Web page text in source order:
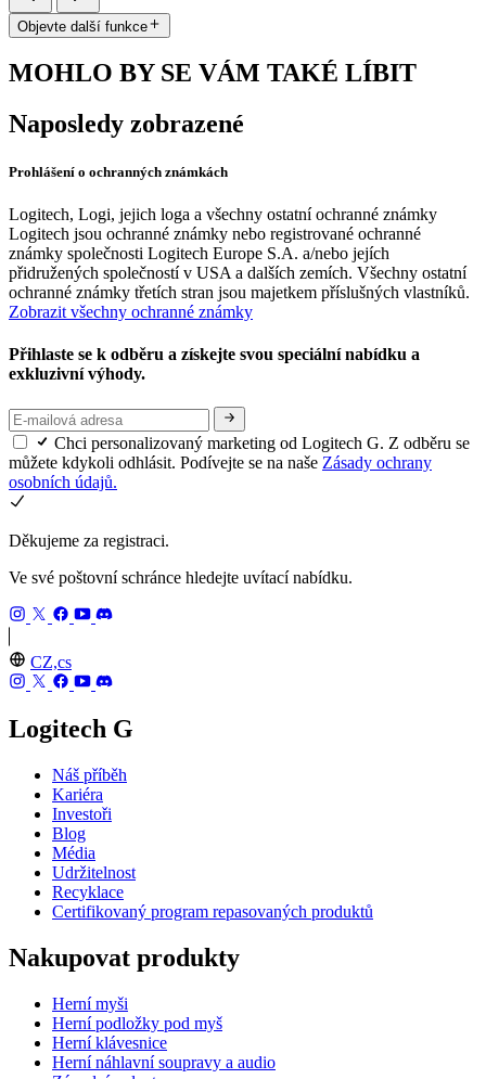
Objevte další funkce
MOHLO BY SE VÁM TAKÉ LÍBIT
Naposledy zobrazené
Prohlášení o ochranných známkách
Logitech, Logi, jejich loga a všechny ostatní ochranné známky
Logitech jsou ochranné známky nebo registrované ochranné
známky společnosti Logitech Europe S.A. a/nebo jejích
přidružených společností v USA a dalších zemích. Všechny ostatní
ochranné známky třetích stran jsou majetkem příslušných vlastníků.
Zobrazit všechny ochranné známky
Přihlaste se k odběru a získejte svou speciální nabídku a
exkluzivní výhody.
Chci personalizovaný marketing od Logitech G. Z odběru se
můžete kdykoli odhlásit. Podívejte se na naše Zásady ochrany
osobních údajů.
Děkujeme za registraci.
Ve své poštovní schránce hledejte uvítací nabídku.
CZ,cs
Logitech G
Náš příběh
Kariéra
Investoři
Blog
Média
Udržitelnost
Recyklace
Certifikovaný program repasovaných produktů
Nakupovat produkty
Herní myši
Herní podložky pod myš
Herní klávesnice
Herní náhlavní soupravy a audio